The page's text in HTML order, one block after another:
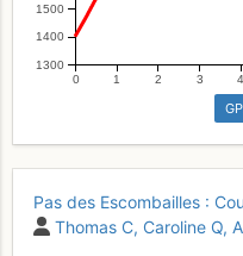
1300
1400
1500
0 1 2 3 4
Pas des Escombailles :
Thomas C Caroline Q